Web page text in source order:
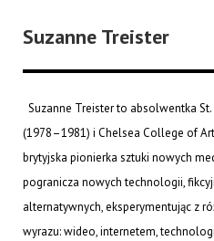
Suzanne Treister
Suzanne Treister to absolwentka
(1978–1981) i Chelsea College of
brytyjska pionierka sztuki nowych
pogranicza nowych technologii,
alternatywnych, eksperymentując z
wyrazu: wideo, internetem,